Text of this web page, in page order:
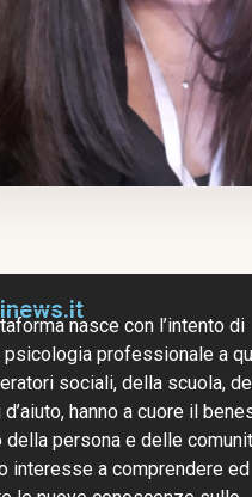
nasce con l’intento di
psicologia professionale a
sociali, della scuola,
hanno a cuore il
persona e delle
interesse a comprendere ed